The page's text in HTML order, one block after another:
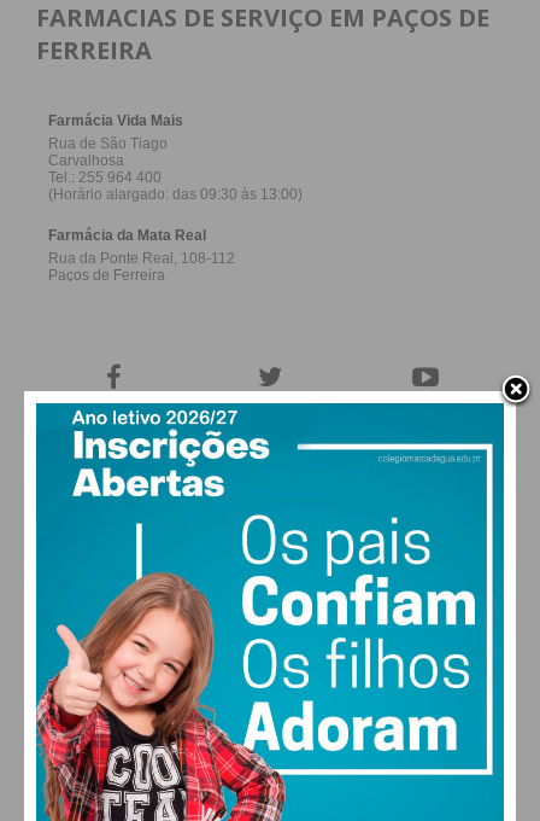
FARMACIAS DE SERVIÇO EM PAÇOS DE
FERREIRA
27,0k
Fans Followers Subscribers
576
Readers
MAIS POPULARES